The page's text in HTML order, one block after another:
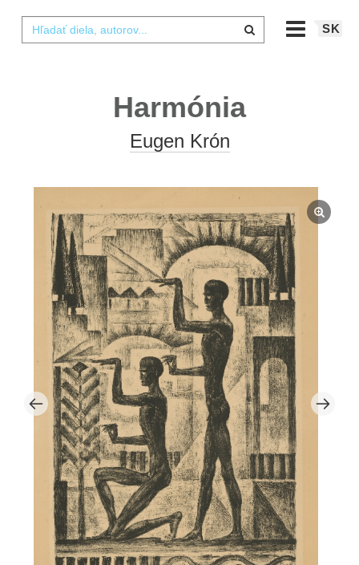
SK
Harmónia
Eugen Krón